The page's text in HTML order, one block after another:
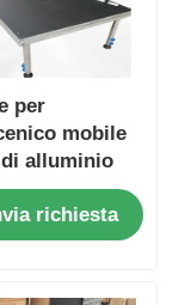
per
mobile
alluminio
con altezza
da 40 a 100
richiesta